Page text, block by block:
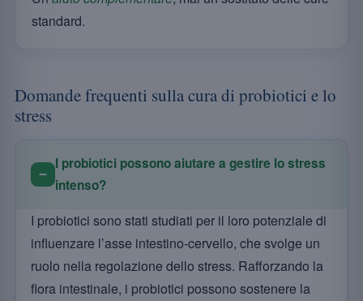
standard.
Domande frequenti sulla cura di probiotici e lo
stress
I probiotici possono aiutare a gestire lo stress
intenso?
I probiotici sono stati studiati per il loro potenziale di
influenzare l’asse intestino-cervello, che svolge un
ruolo nella regolazione dello stress. Rafforzando la
flora intestinale, i probiotici possono sostenere la